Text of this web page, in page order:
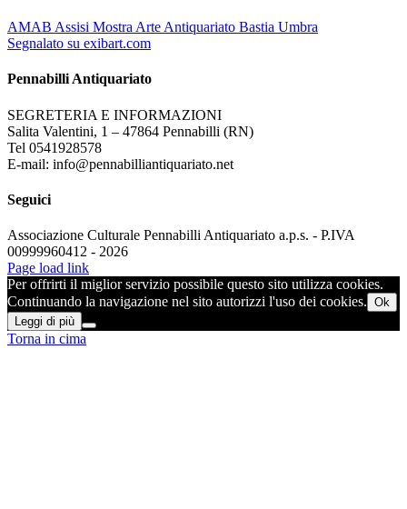
AMAB Assisi Mostra Arte Antiquariato Bastia Umbra
Segnalato su exibart.com
Pennabilli Antiquariato
SEGRETERIA E INFORMAZIONI
Salita Valentini, 1 – 47864 Pennabilli (RN)
Tel 0541928578
E-mail: info@pennabilliantiquariato.net
Seguici
Associazione Culturale Pennabilli Antiquariato a.p.s. - P.IVA
00999960412 - 2026
Page load link
Per offrirti il miglior servizio possibile questo sito utilizza cookies.
Continuando la navigazione nel sito autorizzi l'uso dei cookies. Ok
Leggi di più
Torna in cima